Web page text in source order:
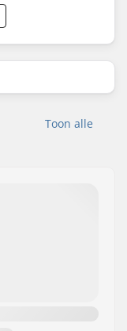
Toon alle